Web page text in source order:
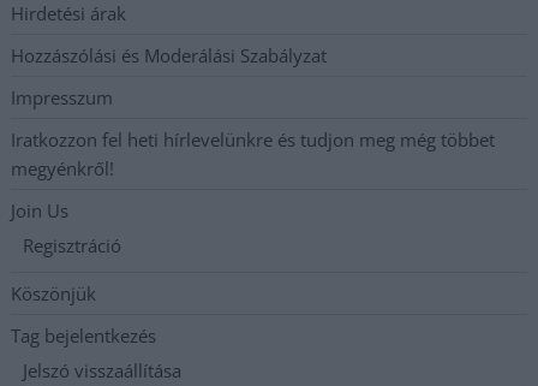
Hirdetési árak
Hozzászólási és Moderálási Szabályzat
Impresszum
Iratkozzon fel heti hírlevelünkre és tudjon meg még többet
megyénkről!
Join Us
Regisztráció
Köszönjük
Tag bejelentkezés
Jelszó visszaállítása